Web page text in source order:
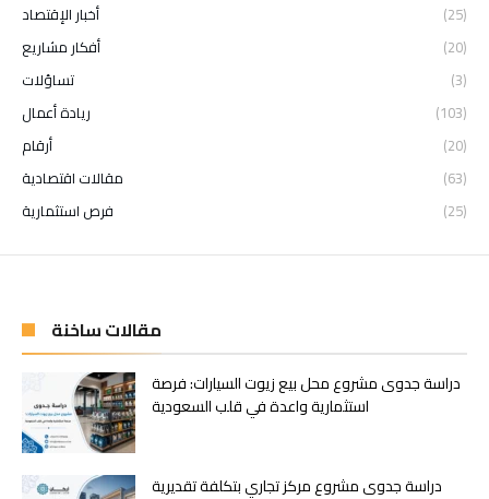
أخبار الإقتصاد
(25)
أفكار مشاريع
(20)
تساؤلات
(3)
ريادة أعمال
(103)
أرقام
(20)
مقالات اقتصادية
(63)
فرص استثمارية
(25)
مقالات ساخنة
دراسة جدوى مشروع محل بيع زيوت السيارات: فرصة
استثمارية واعدة في قلب السعودية
دراسة جدوى مشروع مركز تجاري بتكلفة تقديرية